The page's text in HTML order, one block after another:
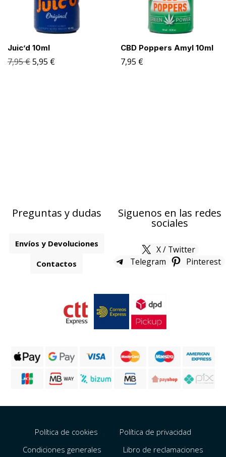
Juic’d 10ml
7,95€5,95 €
CBD Poppers Amyl 10ml
7,95 €
Preguntas y dudas
Envíos y Devoluciones
Contactos
Siguenos en las redes
sociales
X / Twitter
Telegram
Pinterest
Política de cookies
Política de privacidad
Condiciones generales
Libro de reclamaciones